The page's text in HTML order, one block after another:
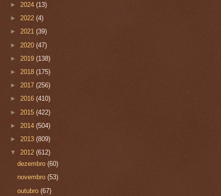
► 2024 (13)
► 2022 (4)
► 2021 (39)
► 2020 (47)
► 2019 (138)
► 2018 (175)
► 2017 (256)
► 2016 (410)
► 2015 (422)
► 2014 (504)
► 2013 (809)
▼ 2012 (612)
dezembro(60)
novembro(53)
outubro(67)